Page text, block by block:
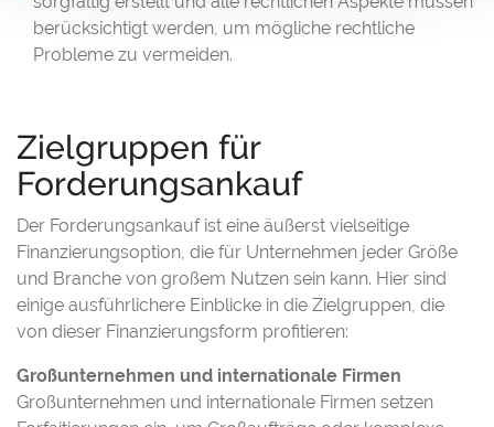
berücksichtigt werden, um mögliche rechtliche
Probleme zu vermeiden.
Zielgruppen für
Forderungsankauf
Der Forderungsankauf ist eine äußerst vielseitige
Finanzierungsoption, die für Unternehmen jeder Größe
und Branche von großem Nutzen sein kann. Hier sind
einige ausführlichere Einblicke in die Zielgruppen, die
von dieser Finanzierungsform profitieren:
Großunternehmen und internationale Firmen
Großunternehmen und internationale Firmen setzen